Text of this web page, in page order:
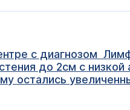
с диагнозом
до 2см с
остались